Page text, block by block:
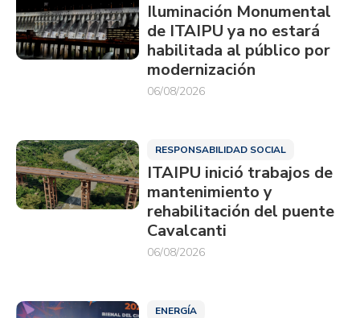
Iluminación Monumental
de ITAIPU ya no estará
habilitada al público por
modernización
06/08/2026
RESPONSABILIDAD SOCIAL
ITAIPU inició trabajos de
mantenimiento y
rehabilitación del puente
Cavalcanti
06/08/2026
ENERGÍA